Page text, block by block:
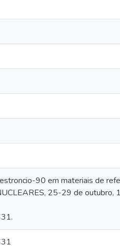
90 em materiais de
25-29 de outubro,